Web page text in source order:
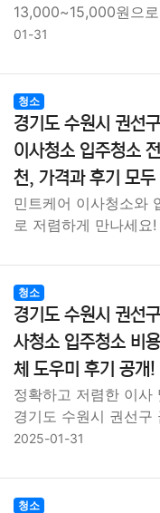
13,000~15,000원으
01-31
청소
경기도 수원시 권선
이사청소 입주청소
천, 가격과 후기 모두
민트케어 이사청소와
로 저렴하게 만나세
청소
경기도 수원시 권선
사청소 입주청소 비
체 도우미 후기 공개!
정확하고 저렴한 이사
경기도 수원시 권선구
2025-01-31
청소